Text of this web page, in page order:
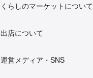
くらしのマーケットについて
出店について
運営メディア・SNS